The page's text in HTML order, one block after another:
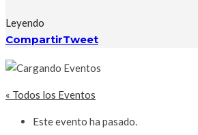
Leyendo
CompartirTweet
« Todos los Eventos
Este evento ha pasado.